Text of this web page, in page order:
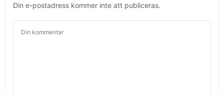
Din e-postadress kommer inte att publiceras.